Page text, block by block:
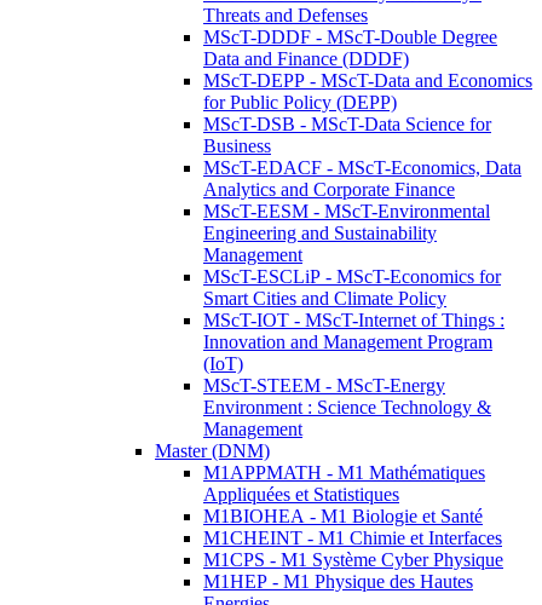
Threats and Defenses
MScT-DDDF - MScT-Double Degree
Data and Finance (DDDF)
MScT-DEPP - MScT-Data and Economics
for Public Policy (DEPP)
MScT-DSB - MScT-Data Science for
Business
MScT-EDACF - MScT-Economics, Data
Analytics and Corporate Finance
MScT-EESM - MScT-Environmental
Engineering and Sustainability
Management
MScT-ESCLiP - MScT-Economics for
Smart Cities and Climate Policy
MScT-IOT - MScT-Internet of Things :
Innovation and Management Program
(IoT)
MScT-STEEM - MScT-Energy
Environment : Science Technology &
Management
Master (DNM)
M1APPMATH - M1 Mathématiques
Appliquées et Statistiques
M1BIOHEA - M1 Biologie et Santé
M1CHEINT - M1 Chimie et Interfaces
M1CPS - M1 Système Cyber Physique
M1HEP - M1 Physique des Hautes